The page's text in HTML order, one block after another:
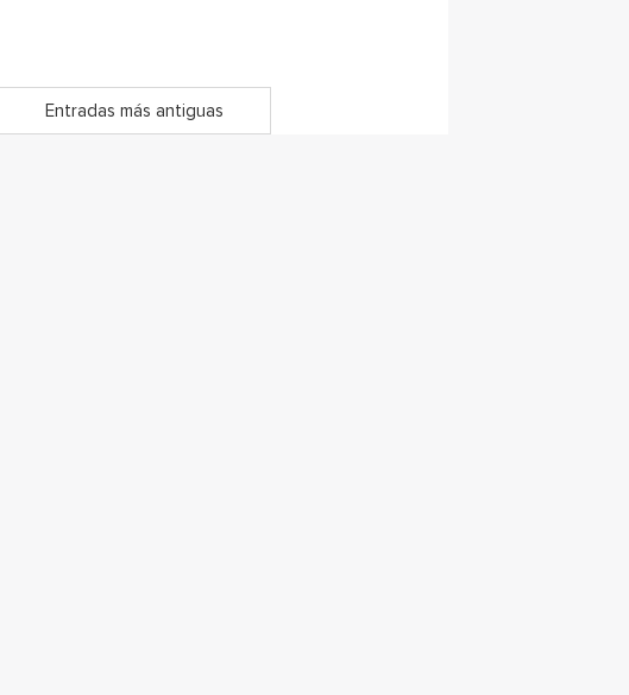
Entradas más antiguas